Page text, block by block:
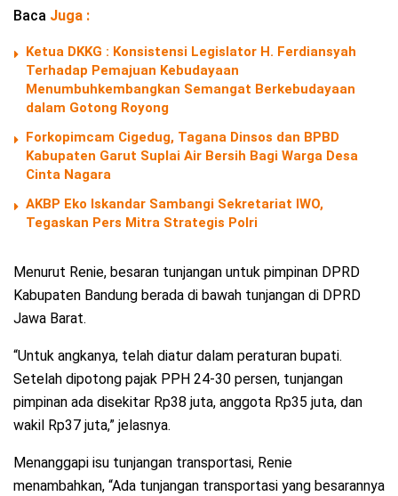
Baca Juga :
Ketua DKKG : Konsistensi Legislator H. Ferdiansyah
Terhadap Pemajuan Kebudayaan
Menumbuhkembangkan Semangat Berkebudayaan
dalam Gotong Royong
Forkopimcam Cigedug, Tagana Dinsos dan BPBD
Kabupaten Garut Suplai Air Bersih Bagi Warga Desa
Cinta Nagara
AKBP Eko Iskandar Sambangi Sekretariat IWO,
Tegaskan Pers Mitra Strategis Polri
Menurut Renie, besaran tunjangan untuk pimpinan DPRD
Kabupaten Bandung berada di bawah tunjangan di DPRD
Jawa Barat.
“Untuk angkanya, telah diatur dalam peraturan bupati.
Setelah dipotong pajak PPH 24-30 persen, tunjangan
pimpinan ada disekitar Rp38 juta, anggota Rp35 juta, dan
wakil Rp37 juta,” jelasnya.
Menanggapi isu tunjangan transportasi, Renie
menambahkan, “Ada tunjangan transportasi yang besarannya